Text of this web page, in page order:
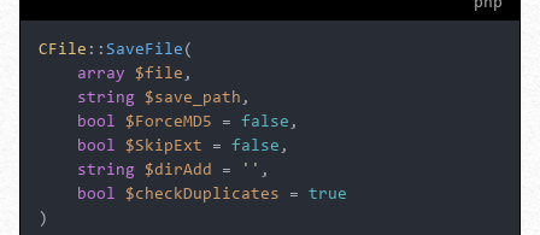
CFile :: SaveFile (
array
$file ,
string
$save_path ,
bool
$ForceMD5 = false ,
bool
$SkipExt = false ,
string
$dirAdd = '' ,
bool
$checkDuplicates = true
)